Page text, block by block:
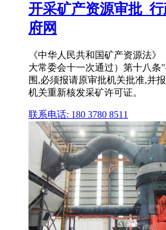
开采矿产资源审批_
府网
《中华人民共和国矿产资源法》
大常委会十一次通过）第十八条
围,必须报请原审批机关批准,并
机关重新核发采矿许可证。
联系电话: 180 3780 8511